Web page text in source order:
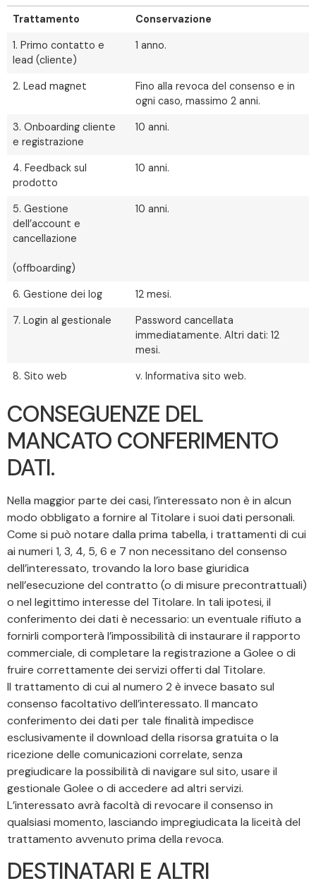
Trattamento Conservazione
1. Primo contatto e
lead (cliente)
1 anno.
2. Lead magnet
Fino alla revoca del consenso e in
ogni caso, massimo 2 anni.
3. Onboarding cliente
e registrazione
10 anni.
4. Feedback sul
prodotto
10 anni.
5. Gestione
dell’account e
cancellazione
(offboarding)
10 anni.
6. Gestione dei log 12 mesi.
7. Login al gestionale
Password cancellata
immediatamente. Altri dati: 12
mesi.
8. Sito web v. Informativa sito web.
CONSEGUENZE DEL
MANCATO CONFERIMENTO
DATI.
Nella maggior parte dei casi, l’interessato non è in alcun
modo obbligato a fornire al Titolare i suoi dati personali.
Come si può notare dalla prima tabella, i trattamenti di cui
ai numeri 1, 3, 4, 5, 6 e 7 non necessitano del consenso
dell’interessato, trovando la loro base giuridica
nell’esecuzione del contratto (o di misure precontrattuali)
o nel legittimo interesse del Titolare. In tali ipotesi, il
conferimento dei dati è necessario: un eventuale rifiuto a
fornirli comporterà l’impossibilità di instaurare il rapporto
commerciale, di completare la registrazione a Golee o di
fruire correttamente dei servizi offerti dal Titolare.
Il trattamento di cui al numero 2 è invece basato sul
consenso facoltativo dell’interessato. Il mancato
conferimento dei dati per tale finalità impedisce
esclusivamente il download della risorsa gratuita o la
ricezione delle comunicazioni correlate, senza
pregiudicare la possibilità di navigare sul sito, usare il
gestionale Golee o di accedere ad altri servizi.
L’interessato avrà facoltà di revocare il consenso in
qualsiasi momento, lasciando impregiudicata la liceità del
trattamento avvenuto prima della revoca.
DESTINATARI E ALTRI